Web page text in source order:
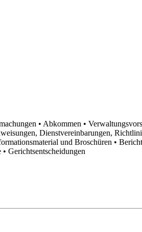
• Abkommen •
Dienstvereinbarungen,
und Broschüren •
• Gerichtsentscheidungen